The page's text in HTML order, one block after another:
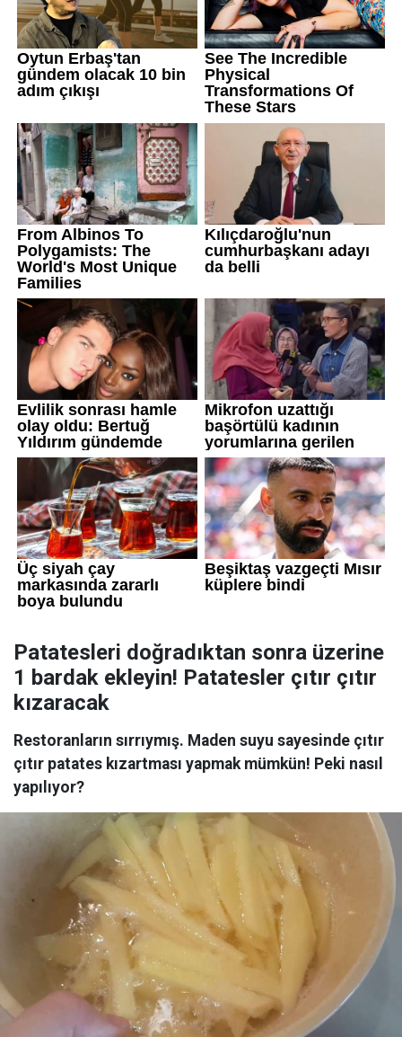
Patatesleri doğradıktan sonra üzerine
1 bardak ekleyin! Patatesler çıtır çıtır
kızaracak
Restoranların sırrıymış. Maden suyu sayesinde çıtır
çıtır patates kızartması yapmak mümkün! Peki nasıl
yapılıyor?